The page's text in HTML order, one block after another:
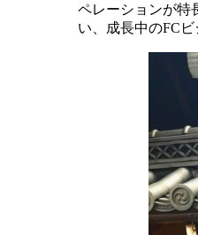
ペレーションが特
い、成長中のFCビ